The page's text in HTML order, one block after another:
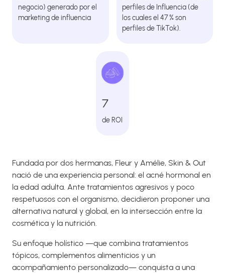
negocio) generado por el
marketing de influencia
perfiles de Influencia (de
los cuales el 47 % son
perfiles de TikTok).
7
de ROI
Fundada por dos hermanas, Fleur y Amélie, Skin & Out
nació de una experiencia personal: el acné hormonal en
la edad adulta. Ante tratamientos agresivos y poco
respetuosos con el organismo, decidieron proponer una
alternativa natural y global, en la intersección entre la
cosmética y la nutrición.
Su enfoque holístico —que combina tratamientos
tópicos, complementos alimenticios y un
acompañamiento personalizado— conquista a una